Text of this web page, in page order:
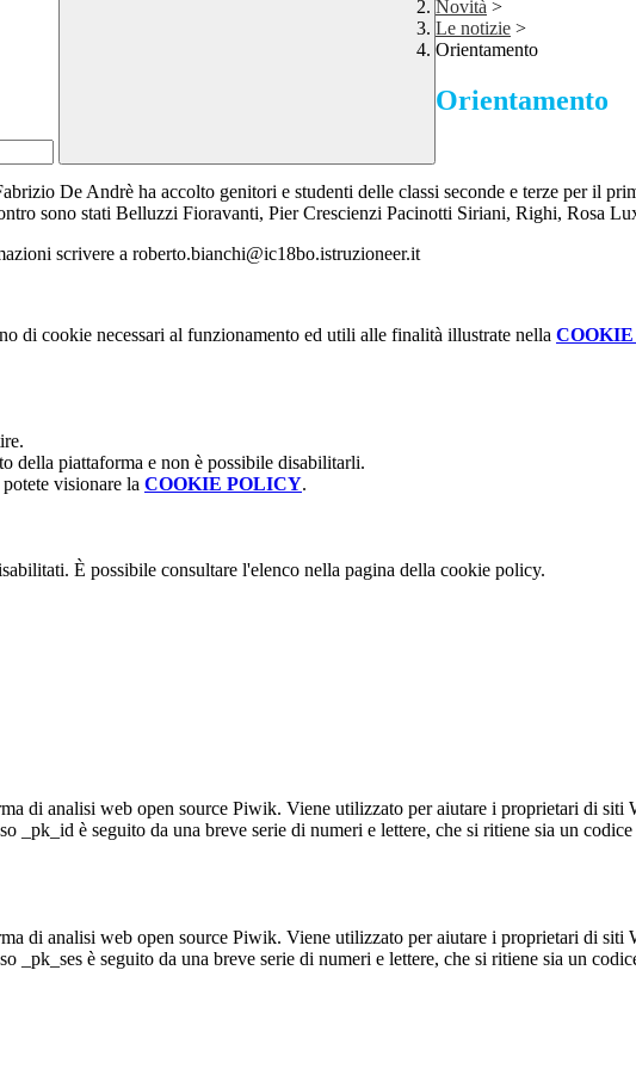
Novità >
Le notizie >
Orientamento
Orientamento
De Andrè ha accolto genitori e studenti delle classi seconde e terze per il
sono stati Belluzzi Fioravanti, Pier Crescienzi Pacinotti Siriani, Righi, Rosa
scrivere a roberto.bianchi@ic18bo.istruzioneer.it
di cookie necessari al funzionamento ed utili alle finalità illustrate nella
della piattaforma e non è possibile disabilitarli.
visionare la COOKIE POLICY.
È possibile consultare l'elenco nella pagina della cookie policy.
di analisi web open source Piwik. Viene utilizzato per aiutare i proprietari di
_pk_id è seguito da una breve serie di numeri e lettere, che si ritiene sia un
di analisi web open source Piwik. Viene utilizzato per aiutare i proprietari di
_pk_ses è seguito da una breve serie di numeri e lettere, che si ritiene sia un